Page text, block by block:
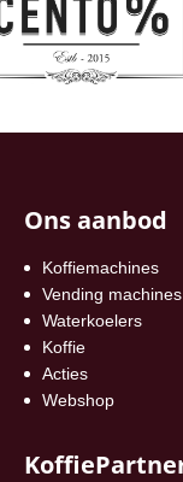
Ons aanbod
Koffiemachines
Vending machines
Waterkoelers
Koffie
Acties
Webshop